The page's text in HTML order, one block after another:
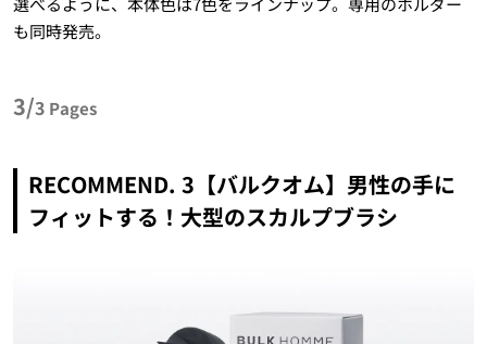
も同時発売。
3/3 Pages
RECOMMEND. 3【バルクオム】男性の手に
フィットする！大型のスカルプブラシ